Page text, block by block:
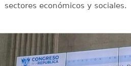
sectores económicos y sociales.